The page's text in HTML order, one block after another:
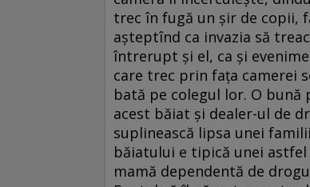
trec în fugă un şir de copii,
aşteptînd ca invazia să
întrerupt şi el, ca şi
care trec prin faţa camerei
bată pe colegul lor. O
acest băiat şi dealer-ul de
suplinească lipsa unei
băiatului e tipică unei
mamă dependentă de